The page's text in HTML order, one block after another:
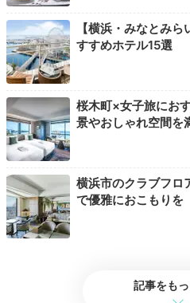
のアンガスビーフを使用した
す。港町らしく、大きな船
的。
kohacha__n1
「シェークバーガー」と 「チーズフ
ても美味しい！その後は「ランドマ
町駅前のお店を散策しお買い物しま
【横浜・みなとみ
すすめホテル15選
桜木町×女子旅にお
景やおしゃれ空間を
横浜市のクラブフロ
で優雅におこもりを
記事をも